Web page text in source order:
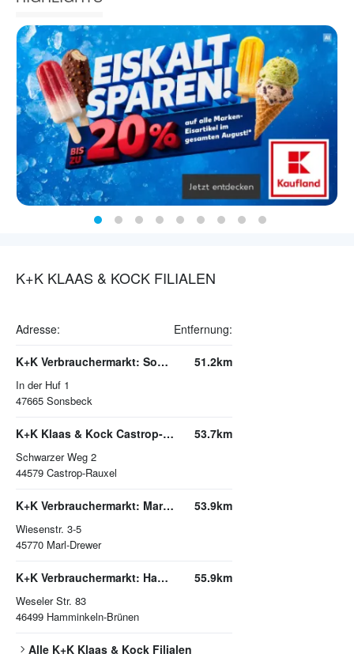
K+K KLAAS & KOCK FILIALEN
Adresse: Entfernung:
K+K Verbrauchermarkt: Sonsbeck
In der Huf 1
47665 Sonsbeck
51.2km
K+K Klaas & Kock Castrop-Rauxel
Schwarzer Weg 2
44579 Castrop-Rauxel
53.7km
K+K Verbrauchermarkt: Marl-Drewer
Wiesenstr. 3-5
45770 Marl-Drewer
53.9km
K+K Verbrauchermarkt: Hamminkeln-Brünen
Weseler Str. 83
46499 Hamminkeln-Brünen
55.9km
Alle K+K Klaas & Kock Filialen